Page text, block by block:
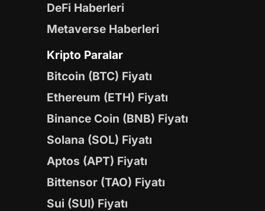
DeFi Haberleri
Metaverse Haberleri
Kripto Paralar
Bitcoin (BTC) Fiyatı
Ethereum (ETH) Fiyatı
Binance Coin (BNB) Fiyatı
Solana (SOL) Fiyatı
Aptos (APT) Fiyatı
Bittensor (TAO) Fiyatı
Sui (SUI) Fiyatı